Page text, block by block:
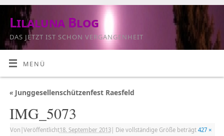
Lilaluna Blog
DAS JETZT IST SCHON VERGANGENHEIT
MENÜ
«Junggesellenschützenfest Raesfeld
IMG_5073
Von Veröffentlicht18. September 2013| Die vollständige Größe beträgt 427 ×